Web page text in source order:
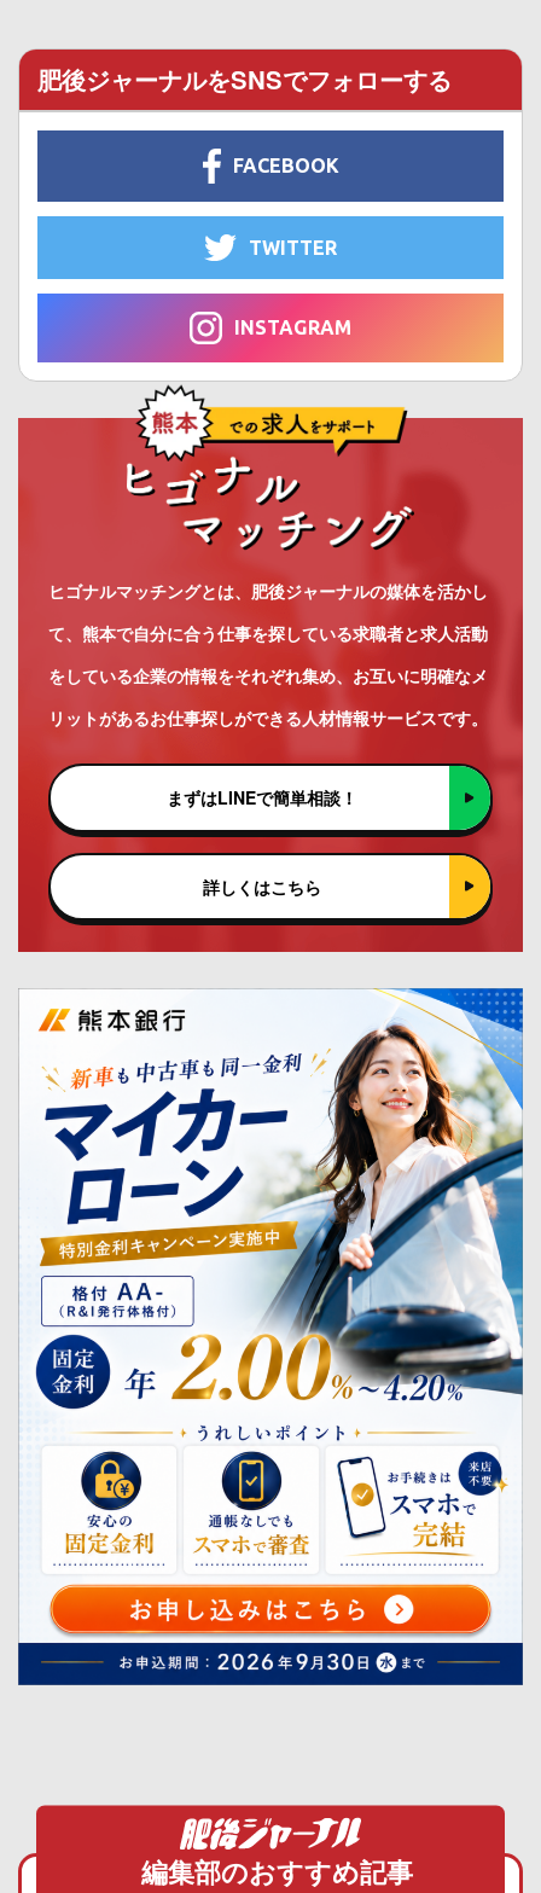
肥後ジャーナルをSNSでフォローする
FACEBOOK
TWITTER
INSTAGRAM
ヒゴナルマッチングとは、肥後ジャーナルの媒体を活かし
て、熊本で自分に合う仕事を探している求職者と求人活動
をしている企業の情報をそれぞれ集め、お互いに明確なメ
リットがあるお仕事探しができる人材情報サービスです。
まずはLINEで簡単相談！
詳しくはこちら
編集部のおすすめ記事